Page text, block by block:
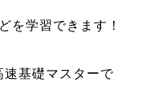
を学習できます！
速基礎マスターで